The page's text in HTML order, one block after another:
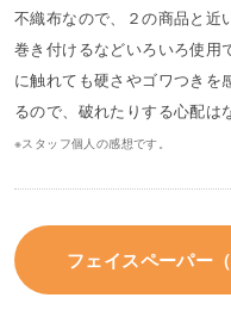
不織布なので、２の商品と近
巻き付けるなどいろいろ使用
に触れても硬さやゴワつきを
るので、破れたりする心配は
※スタッフ個人の感想です。
フェイスペーパー